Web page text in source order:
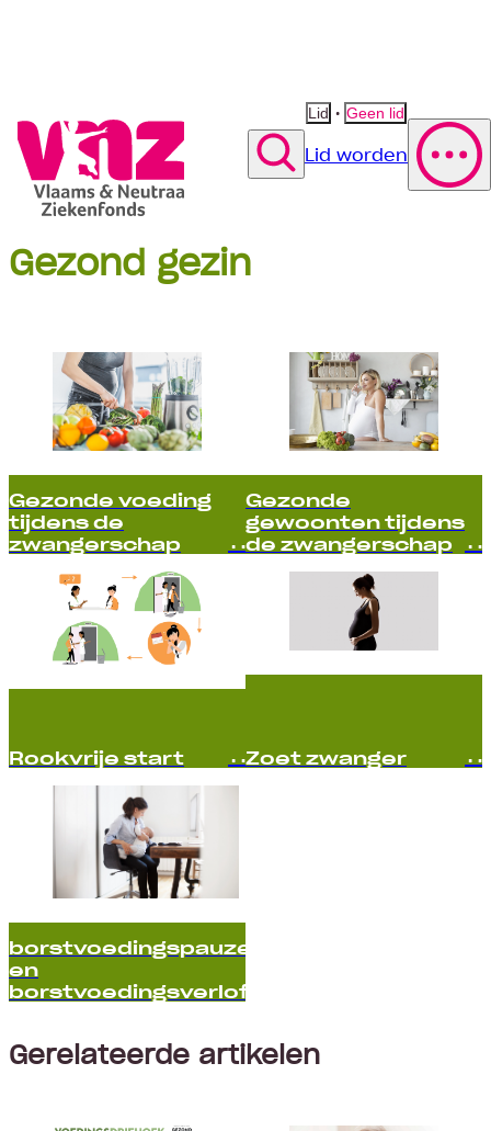
Lid • Geen lid
Lid worden
Polis wijzigen Suggestie Vergoeding fysiotherapie
Gezond gezin
Gezonde voeding
tijdens de
zwangerschap
Gezonde
gewoonten tijdens
de zwangerschap
Rookvrije start Zoet zwanger
borstvoedingspauzes
en
borstvoedingsverlof
Gerelateerde artikelen